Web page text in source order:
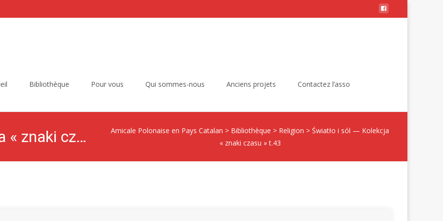
Bibliothèque Pour vous Qui sommes-nous Anciens projets Contactez l’asso
Światło i sól — Kolekcja « znaki czasu » t.43 Amicale Polonaise en Pays Catalan > Bibliothèque > Religion >Światło i sól — Kolekcja
« znaki czasu » t.43